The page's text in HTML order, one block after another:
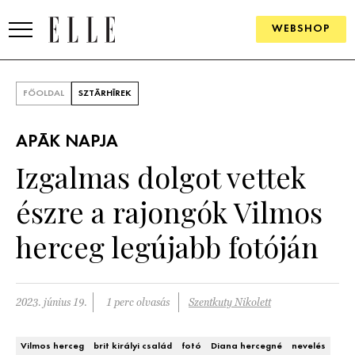
WEBSHOP
SZÉPSÉG
ÉLETMÓD
PÁRKAPCSOLAT
FŐOLDAL SZTÁRHÍREK
APÁK NAPJA
Izgalmas dolgot vettek
észre a rajongók Vilmos
herceg legújabb fotóján
2023. június 19. 1 perc olvasás Szentkuty Nikolett
Vilmos herceg brit királyi család fotó Diana hercegné
nevelés